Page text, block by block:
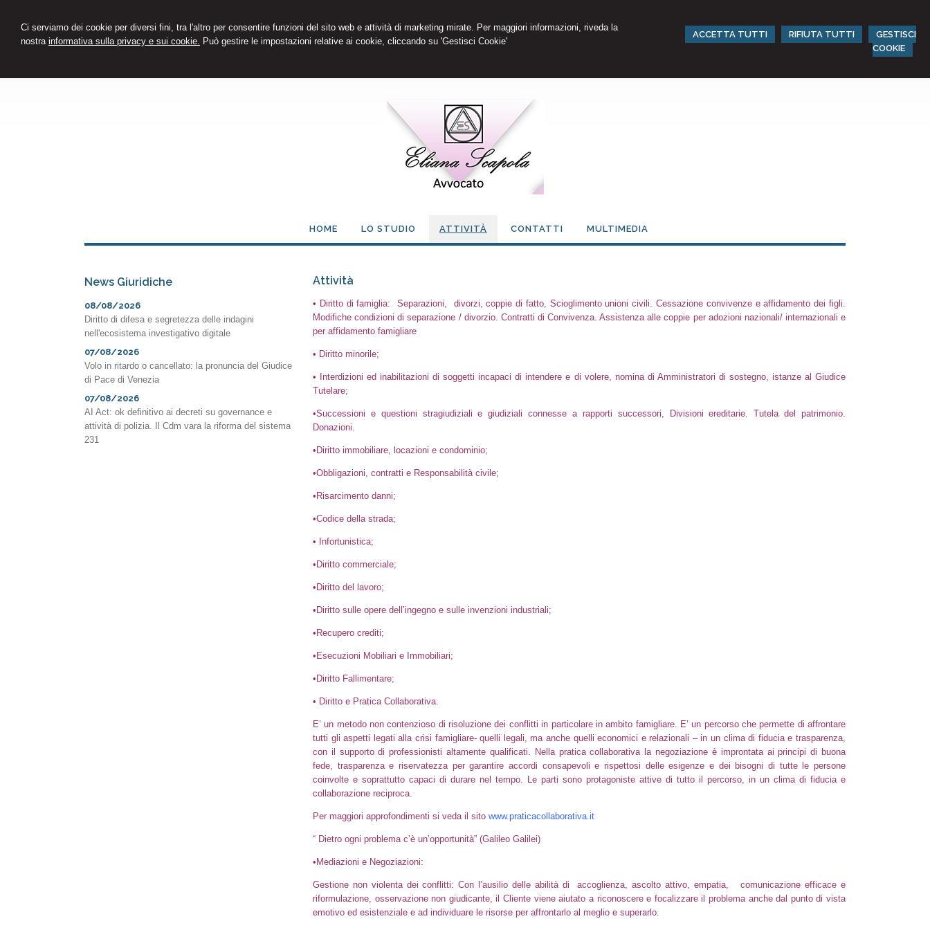
Ci serviamo dei cookie per diversi fini, tra l'altro per consentire funzioni del sito web e attività di marketing mirate. Per maggiori informazioni, riveda la
nostra informativa sulla privacy e sui cookie. Può gestire le impostazioni relative ai cookie, cliccando su 'Gestisci Cookie'
ACCETTA TUTTI RIFIUTA TUTTI
GESTISCI
COOKIE
HOME LO STUDIO ATTIVITÀ CONTATTI MULTIMEDIA
Attività
• Diritto di famiglia: Separazioni, divorzi, coppie di fatto, Scioglimento unioni civili. Cessazione convivenze e affidamento dei figli.
Modifiche condizioni di separazione / divorzio. Contratti di Convivenza. Assistenza alle coppie per adozioni nazionali/ internazionali e
per affidamento famigliare
• Diritto minorile;
• Interdizioni ed inabilitazioni di soggetti incapaci di intendere e di volere, nomina di Amministratori di sostegno, istanze al Giudice
Tutelare;
•Successioni e questioni stragiudiziali e giudiziali connesse a rapporti successori, Divisioni ereditarie. Tutela del patrimonio.
Donazioni.
•Diritto immobiliare, locazioni e condominio;
•Obbligazioni, contratti e Responsabilità civile;
•Risarcimento danni;
•Codice della strada;
• Infortunistica;
•Diritto commerciale;
•Diritto del lavoro;
•Diritto sulle opere dell’ingegno e sulle invenzioni industriali;
•Recupero crediti;
•Esecuzioni Mobiliari e Immobiliari;
•Diritto Fallimentare;
• Diritto e Pratica Collaborativa.
E’ un metodo non contenzioso di risoluzione dei conflitti in particolare in ambito famigliare. E’ un percorso che permette di affrontare
tutti gli aspetti legati alla crisi famigliare- quelli legali, ma anche quelli economici e relazionali – in un clima di fiducia e trasparenza,
con il supporto di professionisti altamente qualificati. Nella pratica collaborativa la negoziazione è improntata ai principi di buona
fede, trasparenza e riservatezza per garantire accordi consapevoli e rispettosi delle esigenze e dei bisogni di tutte le persone
coinvolte e soprattutto capaci di durare nel tempo. Le parti sono protagoniste attive di tutto il percorso, in un clima di fiducia e
collaborazione reciproca.
Per maggiori approfondimenti si veda il sito www.praticacollaborativa.it
“ Dietro ogni problema c’è un’opportunità” (Galileo Galilei)
•Mediazioni e Negoziazioni:
Gestione non violenta dei conflitti: Con l’ausilio delle abilità di accoglienza, ascolto attivo, empatia, comunicazione efficace e
riformulazione, osservazione non giudicante, il Cliente viene aiutato a riconoscere e focalizzare il problema anche dal punto di vista
emotivo ed esistenziale e ad individuare le risorse per affrontarlo al meglio e superarlo.
News Giuridiche
08/08/2026
Diritto di difesa e segretezza delle indagini
nell'ecosistema investigativo digitale
07/08/2026
Volo in ritardo o cancellato: la pronuncia del Giudice
di Pace di Venezia
07/08/2026
AI Act: ok definitivo ai decreti su governance e
attività di polizia. Il Cdm vara la riforma del sistema
231